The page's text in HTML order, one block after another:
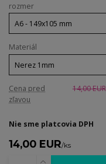
rozmer
Materiál
Cena pred
zľavou
14,00 EUR
Nie sme platcovia DPH
14,00 EUR/ks